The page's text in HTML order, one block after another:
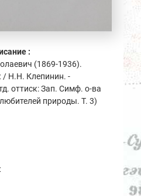
:
(1869-1936).
/ Н.Н. Клепинин. -
оттиск: Зап. Симф. о-ва
природы. Т. 3)